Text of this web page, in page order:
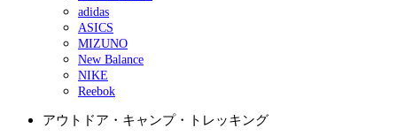
adidas
ASICS
MIZUNO
New Balance
NIKE
Reebok
アウトドア・キャンプ・トレッキング